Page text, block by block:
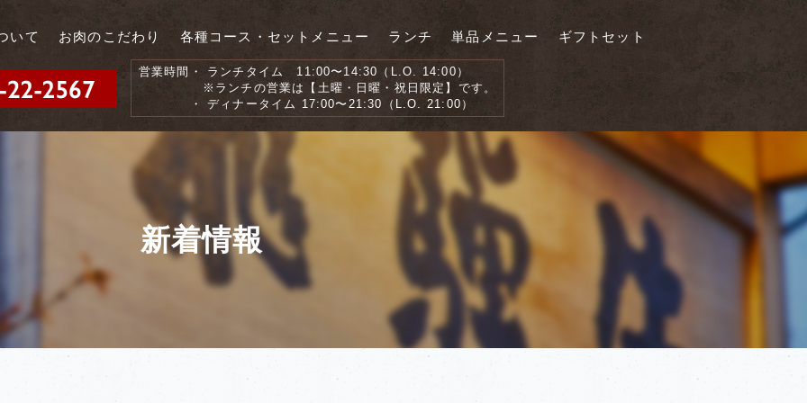
いて お肉のこだわり 各種コース・セットメニュー ランチ 単品メニュー ギフトセット
営業時間
・ ランチタイム 11:00〜14:30（L.O. 14:00）
※ランチの営業は【土曜・日曜・祝日限定】です。
・ ディナータイム 17:00〜21:30（L.O. 21:00）
新着情報